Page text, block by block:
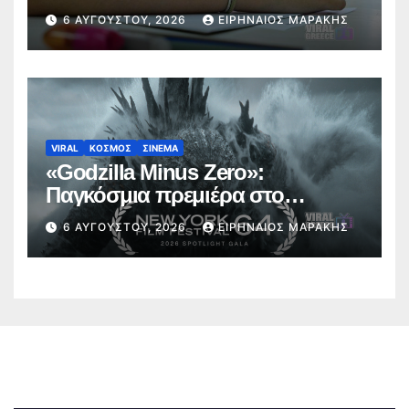
έτος 2026-2027
6 ΑΥΓΟΎΣΤΟΥ, 2026 ΕΙΡΗΝΑΊΟΣ ΜΑΡΆΚΗΣ
VIRAL ΚΟΣΜΟΣ ΣΙΝΕΜΑ
«Godzilla Minus Zero»:
Παγκόσμια πρεμιέρα στο
Φεστιβάλ Κινηματογράφου της
Νέας Υόρκης (trailer)
6 ΑΥΓΟΎΣΤΟΥ, 2026 ΕΙΡΗΝΑΊΟΣ ΜΑΡΆΚΗΣ